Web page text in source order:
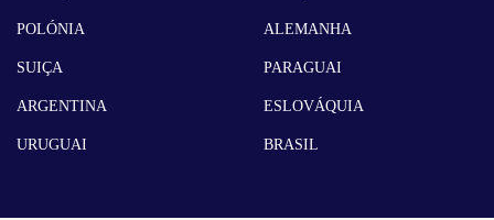
POLÓNIA
SUIÇA
ARGENTINA
URUGUAI
ALEMANHA
PARAGUAI
ESLOVÁQUIA
BRASIL